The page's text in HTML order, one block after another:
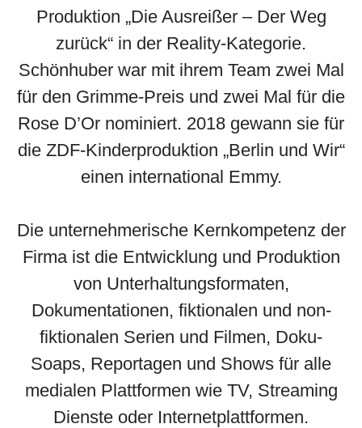
Produktion „Die Ausreißer – Der Weg
zurück“ in der Reality-Kategorie.
Schönhuber war mit ihrem Team zwei Mal
für den Grimme-Preis und zwei Mal für die
Rose D’Or nominiert. 2018 gewann sie für
die ZDF-Kinderproduktion „Berlin und Wir“
einen international Emmy.
Die unternehmerische Kernkompetenz der
Firma ist die Entwicklung und Produktion
von Unterhaltungsformaten,
Dokumentationen, fiktionalen und non-
fiktionalen Serien und Filmen, Doku-
Soaps, Reportagen und Shows für alle
medialen Plattformen wie TV, Streaming
Dienste oder Internetplattformen.